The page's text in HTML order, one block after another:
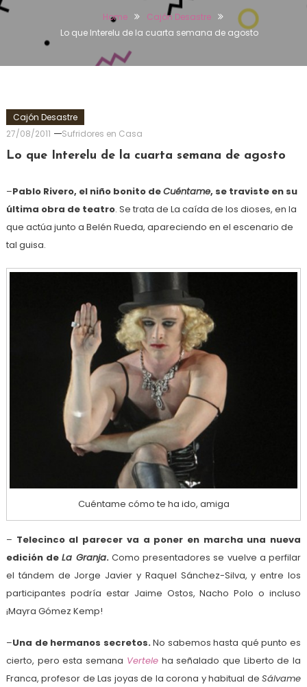
Home
Cajón Desastre
Lo que Interelu de la cuarta semana de agosto
Cajón Desastre
27/08/2011
Sufridores en Casa
Lo que Interelu de la cuarta semana de agosto
–Pablo Rivero, el niño bonito deCuéntame, se traviste en su
última obra de teatro. Se trata de La caída de los dioses, en la
que actúa junto a Belén Rueda, apareciendo en el escenario de
tal guisa.
Cuéntame cómo te ha ido, amiga
– Telecinco al parecer va a poner en marcha una nueva
edición deLa Granja.Como presentadores se vuelve a perfilar
el tándem de Jorge Javier y Raquel Sánchez-Silva, y entre los
participantes podría estar Jaime Ostos, Nacho Polo o incluso
¡Mayra Gómez Kemp!
–Una de hermanos secretos.No sabemos hasta qué punto es
cierto, pero esta semana Verteleha señalado que Liberto de la
Franca, profesor de Las joyas de la corona y habitual deSálvame